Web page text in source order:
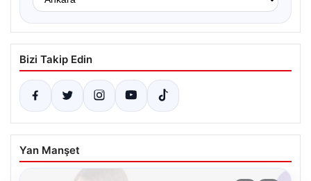
Bizi Takip Edin
Yan Manşet